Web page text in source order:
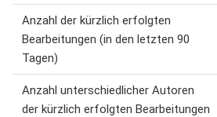
Anzahl der kürzlich erfolgten
Bearbeitungen (in den letzten 90
Tagen)
Anzahl unterschiedlicher Autoren
der kürzlich erfolgten Bearbeitungen